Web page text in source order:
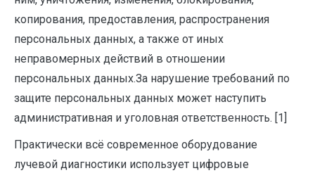
копирования, предоставления, распространения
персональных данных, а также от иных
неправомерных действий в отношении
персональных данных.За нарушение требований по
защите персональных данных может наступить
административная и уголовная ответственность. [1]
Практически всё современное оборудование
лучевой диагностики использует цифровые